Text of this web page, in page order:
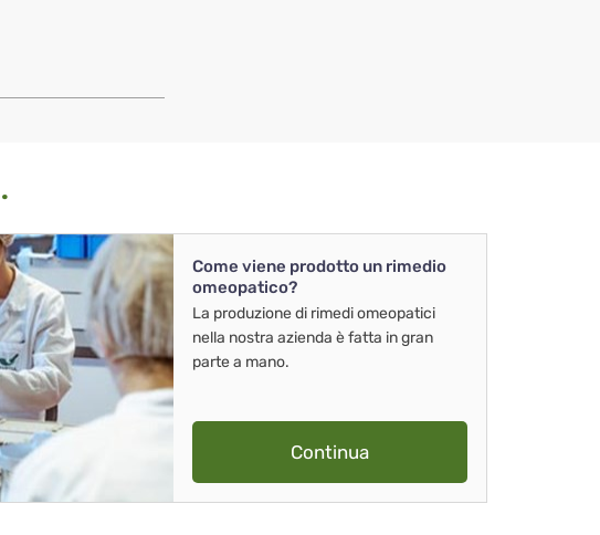
Come viene prodotto un rimedio
omeopatico?
La produzione di rimedi omeopatici
nella nostra azienda è fatta in gran
parte a mano.
Continua